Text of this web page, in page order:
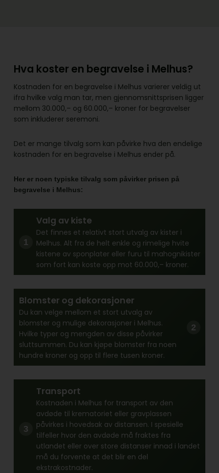
Hva koster en begravelse i Melhus?
Kostnaden for en begravelse i Melhus varierer veldig ut
ifra hvilke valg man tar, men gjennomsnittsprisen ligger
mellom 30.000,– og 60.000,– kroner for begravelser
som inkluderer seremoni.
Det er mange tilvalg som kan påvirke hva den endelige
kostnaden for en begravelse i Melhus ender på.
Her er noen typiske tilvalg som påvirker prisen på
begravelse i Melhus:
Valg av kiste
Det finnes et relativt stort utvalg av kister i
Melhus. Alt fra de helt enkle og rimelige hvite
kistene av sponplater eller furu til mahognikister
som fort kan koste opp mot 60.000,– kroner.
Blomster og dekorasjoner
Du kan velge mellom et stort utvalg av
blomster og mulige dekorasjoner i Melhus.
Hvilke typer og mengden av disse påvirker
sluttsummen. Du kan kjøpe blomster fra noen
hundre kroner og opp til flere tusen kroner.
Transport
Kostnaden i Melhus for transport av den
avdøde til krematoriet eller gravplassen
påvirkes i hovedsak av distansen. I spesielle
tilfeller hvor den avdøde må fraktes fra
utlandet eller over store distanser innad i landet
må du forvente at det blir en del
ekstrakostnader.